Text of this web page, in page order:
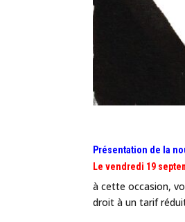
Présentation de la
Le vendredi 19
à cette occasion,
droit à un tarif